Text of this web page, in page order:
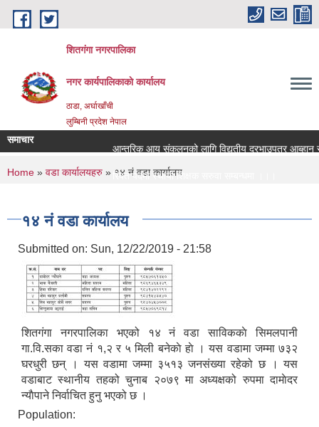
Skip to main content
शितगंगा नगरपालिका
नगर कार्यपालिकाकाे कार्यालय
ठाडा, अर्घाखाँची
लुम्बिनी प्रदेश नेपाल
समाचार
आन्तरिक आय संकलनको लागि विद्युतीय दरभाउपत्र आब्हान
रिक्त पदमा स्थायी शिक्षक सरुवा सम्बन्धमा ।।।
You are here
Home » वडा कार्यालयहरु » १४ नं वडा कार्यालय
१४ नं वडा कार्यालय
Submitted on: Sun, 12/22/2019 - 21:58
शितगंगा नगरपालिका भएको १४ नं वडा साविककाे सिमलपानी
गा‍‍.वि.सका वडा न‌ं १,२ र ५ मिली बनेकाे हाे । यस वडामा जम्मा ७३२
घरधुरी छन् । यस वडामा जम्मा ३५१३ जनसंख्या रहेको छ । यस
वडाबाट स्थानीय तहको चुनाब २०७९ मा अध्यक्षको रुपमा दामाेदर
न्याैपाने निर्वाचित हुनु भएको छ ।
Population: